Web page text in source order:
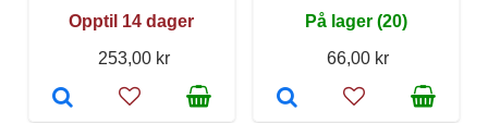
Opptil 14 dager
253,00 kr
På lager (20)
66,00 kr